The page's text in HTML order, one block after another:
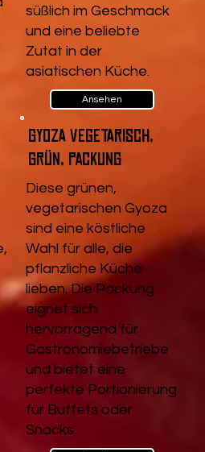
süßlich im Geschmack
und eine beliebte
Zutat in der
asiatischen Küche.
Ansehen
Gyoza vegetarisch,
Grün, Packung
Diese grünen,
vegetarischen Gyoza
sind eine köstliche
Wahl für alle, die
pflanzliche Küche
lieben. Die Packung
eignet sich
hervorragend für
Gastronomiebetriebe
und bietet eine
perfekte Portionierung
für Buffets oder
Snacks.